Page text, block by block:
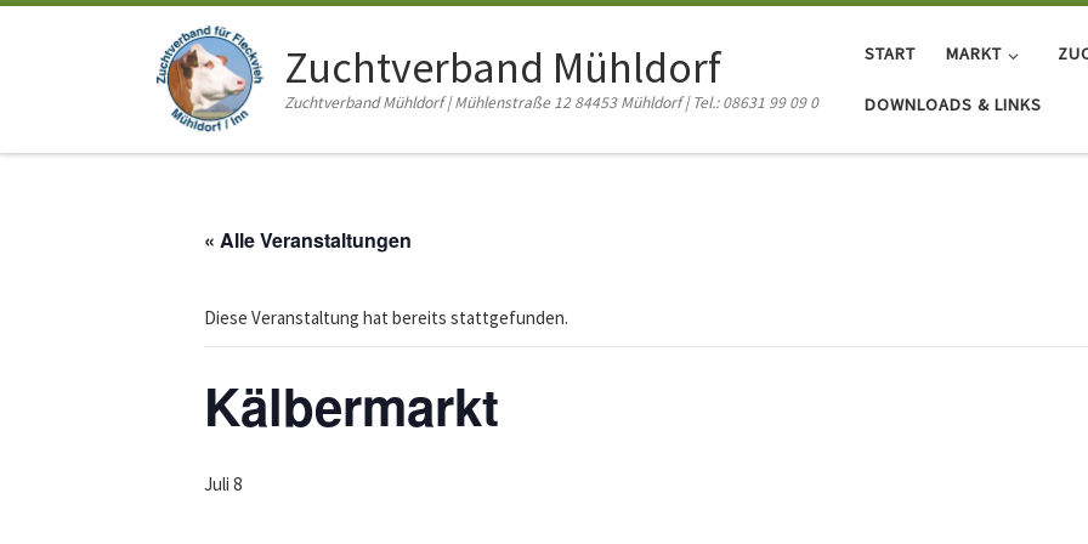
Zum Inhalt springen
Zuchtverband Mühldorf
Zuchtverband Mühldorf | Mühlenstraße 12 84453 Mühldorf | Tel.: 08631 99 09 0
START MARKT
DOWNLOADS & LINKS
« Alle Veranstaltungen
Diese Veranstaltung hat bereits stattgefunden.
Kälbermarkt
Juli 8